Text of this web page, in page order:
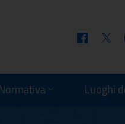
FacebookTwitter
Luoghi